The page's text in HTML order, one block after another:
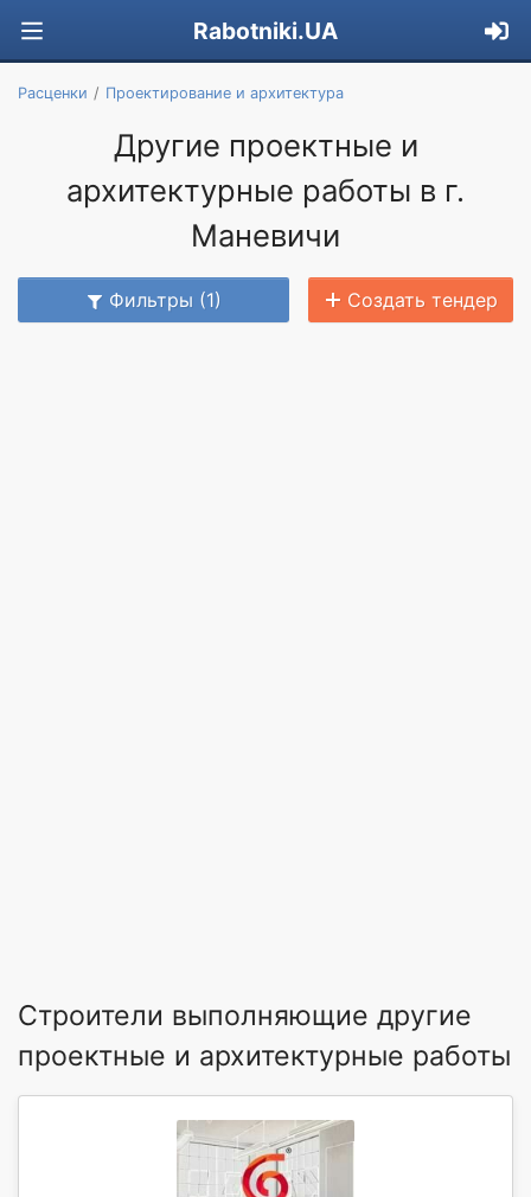
Rabotniki.UA
Расценки Проектирование и архитектура
Другие проектные и
архитектурные работы в г.
Маневичи
Фильтры (1) Создать тендер
Строители выполняющие другие
проектные и архитектурные работы